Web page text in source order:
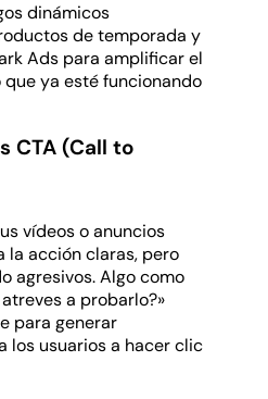
dinámicos
de temporada y
Ads para amplificar el
ya esté funcionando
CTA (Call to
vídeos o anuncios
la acción claras, pero
agresivos. Algo como
atreves a probarlo?»
para generar
los usuarios a hacer clic